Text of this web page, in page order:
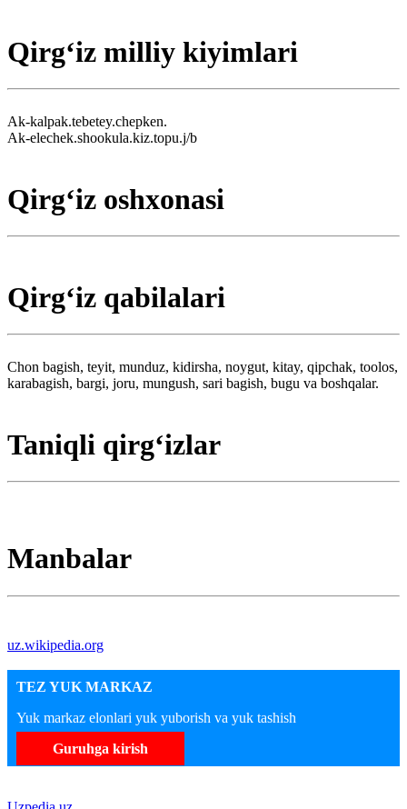
Qirgʻiz milliy kiyimlari
Ak-kalpak.tebetey.chepken.
Ak-elechek.shookula.kiz.topu.j/b
Qirgʻiz oshxonasi
Qirgʻiz qabilalari
Chon bagish, teyit, munduz, kidirsha, noygut, kitay, qipchak, toolos,
karabagish, bargi, joru, mungush, sari bagish, bugu va boshqalar.
Taniqli qirgʻizlar
Manbalar
uz.wikipedia.org
TEZ YUK MARKAZ
Yuk markaz elonlari yuk yuborish va yuk tashish
Guruhga kirish